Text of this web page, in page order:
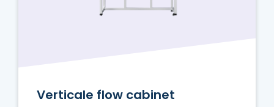
Verticale flow cabinet